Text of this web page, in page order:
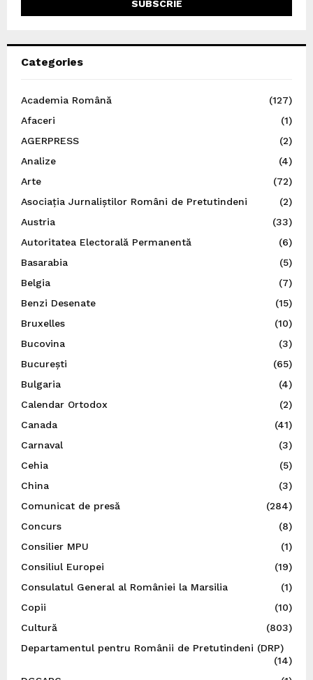
Categories
Academia Română
(127)
Afaceri
(1)
AGERPRESS
(2)
Analize
(4)
Arte
(72)
Asociația Jurnaliștilor Români de Pretutindeni
(2)
Austria
(33)
Autoritatea Electorală Permanentă
(6)
Basarabia
(5)
Belgia
(7)
Benzi Desenate
(15)
Bruxelles
(10)
Bucovina
(3)
București
(65)
Bulgaria
(4)
Calendar Ortodox
(2)
Canada
(41)
Carnaval
(3)
Cehia
(5)
China
(3)
Comunicat de presă
(284)
Concurs
(8)
Consilier MPU
(1)
Consiliul Europei
(19)
Consulatul General al României la Marsilia
(1)
Copii
(10)
Cultură
(803)
Departamentul pentru Românii de Pretutindeni (DRP)
(14)